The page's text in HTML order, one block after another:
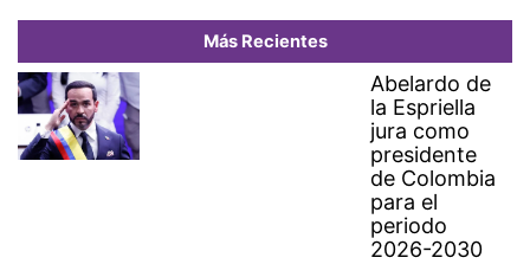
Más Recientes
Abelardo de
la Espriella
jura como
presidente
de Colombia
para el
periodo
2026-2030